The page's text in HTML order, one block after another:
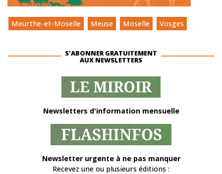
Meurthe-et-Moselle Meuse Moselle Vosges
S'ABONNER GRATUITEMENT
AUX NEWSLETTERS
Newsletters d'information mensuelle
Newsletter urgente à ne pas manquer
Recevez une ou plusieurs éditions :